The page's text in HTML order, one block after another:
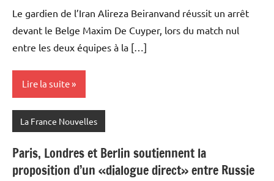
Le gardien de l’Iran Alireza Beiranvand réussit un arrêt
devant le Belge Maxim De Cuyper, lors du match nul
entre les deux équipes à la […]
Lire la suite
La France Nouvelles
Paris, Londres et Berlin soutiennent la
proposition d’un «dialogue direct» entre Russie